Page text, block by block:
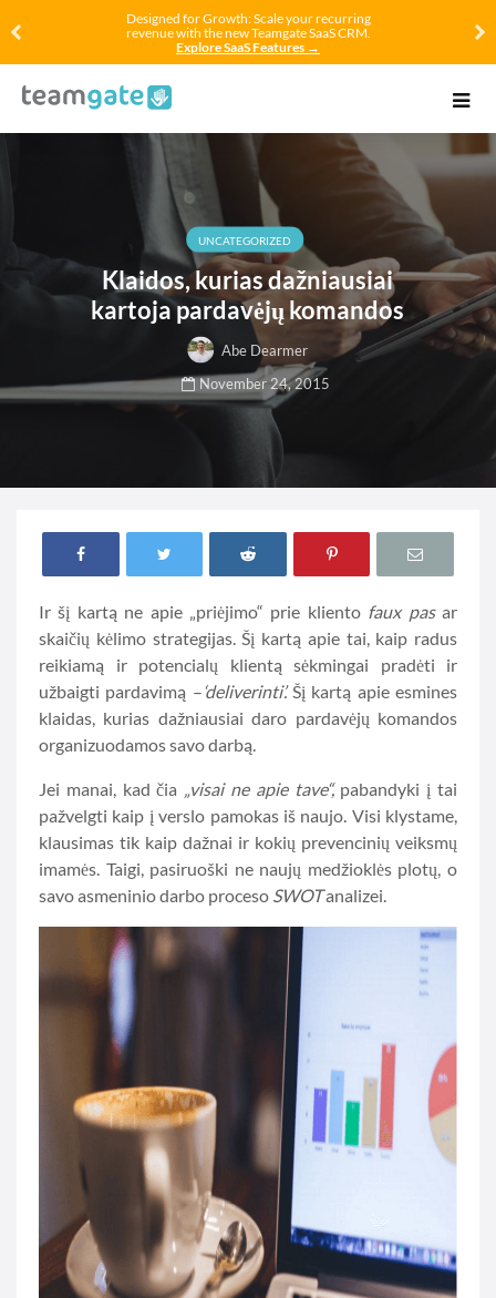
Designed for Growth: Scale your recurring
revenue with the new Teamgate SaaS CRM.
Explore SaaS Features →
UNCATEGORIZED
Klaidos, kurias dažniausiai
kartoja pardavėjų komandos
Abe Dearmer
November 24, 2015
Ir šį kartą ne apie „priėjimo“ prie kliento faux pasar
skaičių kėlimo strategijas. Šį kartą apie tai, kaip radus
reikiamą ir potencialų klientą sėkmingai pradėti ir
užbaigti pardavimą – ‘deliverinti’.Šį kartą apie esmines
klaidas, kurias dažniausiai daro pardavėjų komandos
organizuodamos savo darbą.
Jei manai, kad čia „visai ne apie tave“,pabandyki į tai
pažvelgti kaip į verslo pamokas iš naujo. Visi klystame,
klausimas tik kaip dažnai ir kokių prevencinių veiksmų
imamės. Taigi, pasiruoški ne naujų medžioklės plotų, o
savo asmeninio darbo proceso SWOTanalizei.